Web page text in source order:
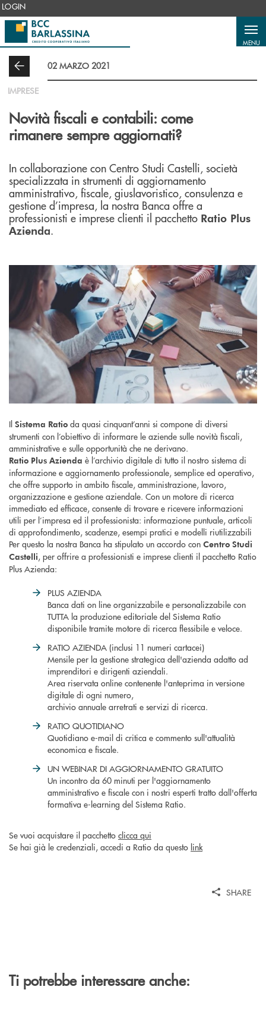
Salta al contenuto principale
LOGIN
MENU
02 MARZO 2021
IMPRESE
Novità fiscali e contabili: come
rimanere sempre aggiornati?
In collaborazione con Centro Studi Castelli, società
specializzata in strumenti di aggiornamento
amministrativo, fiscale, giuslavoristico, consulenza e
gestione d’impresa, la nostra Banca offre a
professionisti e imprese clienti il pacchetto Ratio Plus
Azienda.
Il Sistema Ratio da quasi cinquant’anni si compone di diversi
strumenti con l’obiettivo di informare le aziende sulle novità fiscali,
amministrative e sulle opportunità che ne derivano.
Ratio Plus Azienda è l’archivio digitale di tutto il nostro sistema di
informazione e aggiornamento professionale, semplice ed operativo,
che offre supporto in ambito fiscale, amministrazione, lavoro,
organizzazione e gestione aziendale. Con un motore di ricerca
immediato ed efficace, consente di trovare e ricevere informazioni
utili per l’impresa ed il professionista: informazione puntuale, articoli
di approfondimento, scadenze, esempi pratici e modelli riutilizzabili
Per questo la nostra Banca ha stipulato un accordo con Centro Studi
Castelli, per offrire a professionisti e imprese clienti il pacchetto Ratio
Plus Azienda:
PLUS AZIENDA
Banca dati on line organizzabile e personalizzabile con
TUTTA la produzione editoriale del Sistema Ratio
disponibile tramite motore di ricerca flessibile e veloce.
RATIO AZIENDA (inclusi 11 numeri cartacei)
Mensile per la gestione strategica dell'azienda adatto ad
imprenditori e dirigenti aziendali.
Area riservata online contenente l'anteprima in versione
digitale di ogni numero,
archivio annuale arretrati e servizi di ricerca.
RATIO QUOTIDIANO
Quotidiano e-mail di critica e commento sull'attualità
economica e fiscale.
UN WEBINAR DI AGGIORNAMENTO GRATUITO
Un incontro da 60 minuti per l'aggiornamento
amministrativo e fiscale con i nostri esperti tratto dall'offerta
formativa e-learning del Sistema Ratio.
Se vuoi acquistare il pacchetto clicca qui
Se hai già le credenziali, accedi a Ratio da questo link
SHARE
Ti potrebbe interessare anche: